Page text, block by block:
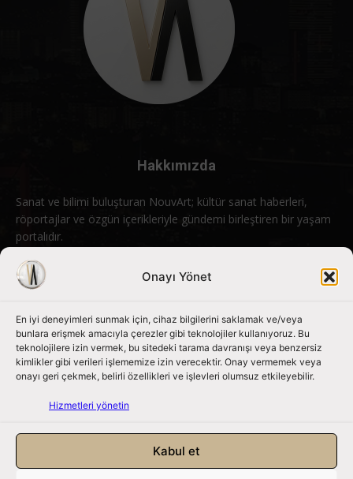
Onayı Yönet
En iyi deneyimleri sunmak için, cihaz bilgilerini saklamak ve/veya
bunlara erişmek amacıyla çerezler gibi teknolojiler kullanıyoruz. Bu
teknolojilere izin vermek, bu sitedeki tarama davranışı veya benzersiz
kimlikler gibi verileri işlememize izin verecektir. Onay vermemek veya
onayı geri çekmek, belirli özellikleri ve işlevleri olumsuz etkileyebilir.
Hizmetleri yönetin
Kabul et
Hakkımızda
Sanat ve bilimi buluşturan NouvArt; kültür sanat haberleri,
röportajlar ve özgün içerikleriyle gündemi birleştiren bir yaşam
portalıdır.
Bizimle iletişime geçin: info@nouvart.net
Bizi Takip Edin